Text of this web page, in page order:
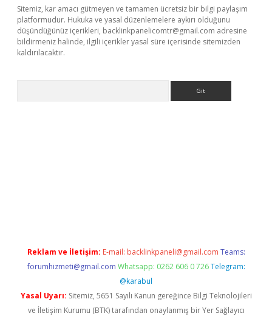
Sitemiz, kar amacı gütmeyen ve tamamen ücretsiz bir bilgi paylaşım
platformudur. Hukuka ve yasal düzenlemelere aykırı olduğunu
düşündüğünüz içerikleri, backlinkpanelicomtr@gmail.com adresine
bildirmeniz halinde, ilgili içerikler yasal süre içerisinde sitemizden
kaldırılacaktır.
Reklam ve İletişim: E-mail: backlinkpaneli@gmail.com Teams:
forumhizmeti@gmail.com Whatsapp: 0262 606 0 726 Telegram:
@karabul
Yasal Uyarı: Sitemiz, 5651 Sayılı Kanun gereğince Bilgi Teknolojileri
ve İletişim Kurumu (BTK) tarafından onaylanmış bir Yer Sağlayıcı